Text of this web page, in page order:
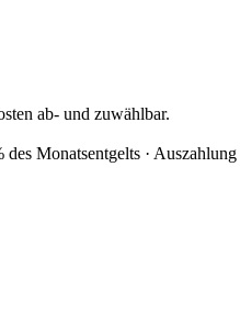
ab- und zuwählbar.
des Monatsentgelts ·